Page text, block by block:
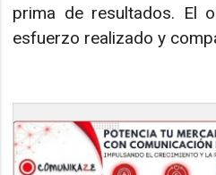
prima de resultados. El
esfuerzo realizado y